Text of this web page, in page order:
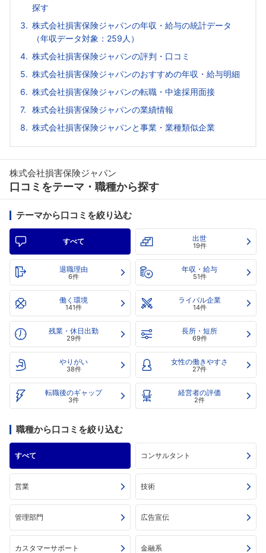
探す
株式会社損害保険ジャパンの年収・給与の統計データ
（年収データ対象：259人）
株式会社損害保険ジャパンの評判・口コミ
株式会社損害保険ジャパンのおすすめの年収・給与明細
株式会社損害保険ジャパンの転職・中途採用面接
株式会社損害保険ジャパンの業績情報
株式会社損害保険ジャパンと事業・業種類似企業
株式会社損害保険ジャパン
口コミをテーマ・職種から探す
テーマから口コミを絞り込む
すべて 出世
19件
退職理由
6件
年収・給与
51件
働く環境
141件
ライバル企業
14件
残業・休日出勤
29件
長所・短所
69件
やりがい
38件
女性の働きやすさ
27件
転職後のギャップ
3件
経営者の評価
2件
職種から口コミを絞り込む
すべて コンサルタント
営業 技術
管理部門 広告宣伝
カスタマーサポート 金融系